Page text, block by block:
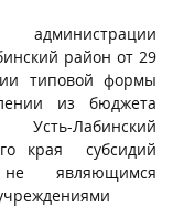
район от 29
типовой формы
из бюджета
Лабинский
края субсидий
не являющимся